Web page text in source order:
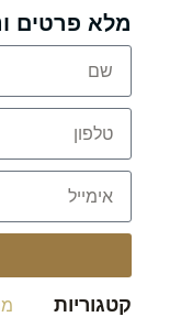
מלא פרטים
קטגוריות